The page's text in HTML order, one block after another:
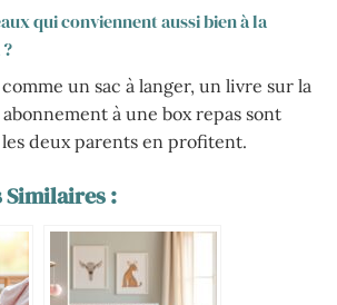
qui conviennent aussi bien à la
un sac à langer, un livre sur la
à une box repas sont
deux parents en profitent.
: